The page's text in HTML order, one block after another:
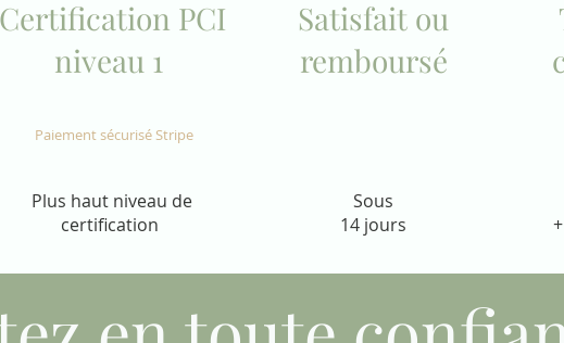
Certification PCI
niveau 1
Plus haut niveau de
certification
Paiement sécurisé Stripe
Sous
14 jours
Satisfait ou
remboursé